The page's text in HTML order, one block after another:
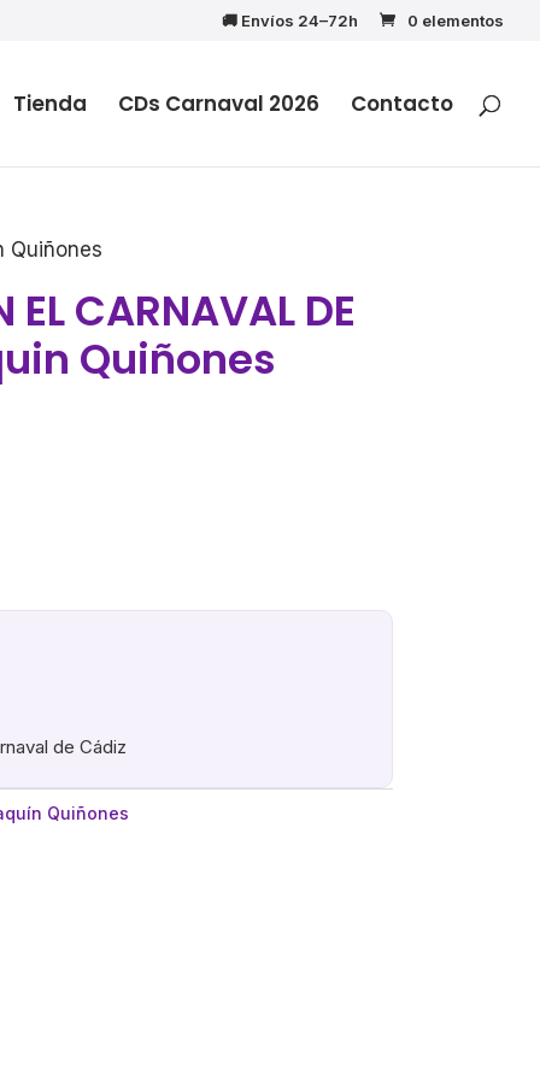
🚚 Envíos 24–72h 0 elementos
Tienda CDs Carnaval 2026 Contacto
Quiñones
EL CARNAVAL DE
Quiñones
de Cádiz
Quiñones